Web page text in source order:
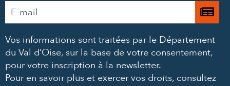
Adresse
e-
*
Je
à
Vos informations sont traitées par le Département
du Val d’Oise, sur la base de votre consentement,
pour votre inscription à la newsletter.
Pour en savoir plus et exercer vos droits, consultez